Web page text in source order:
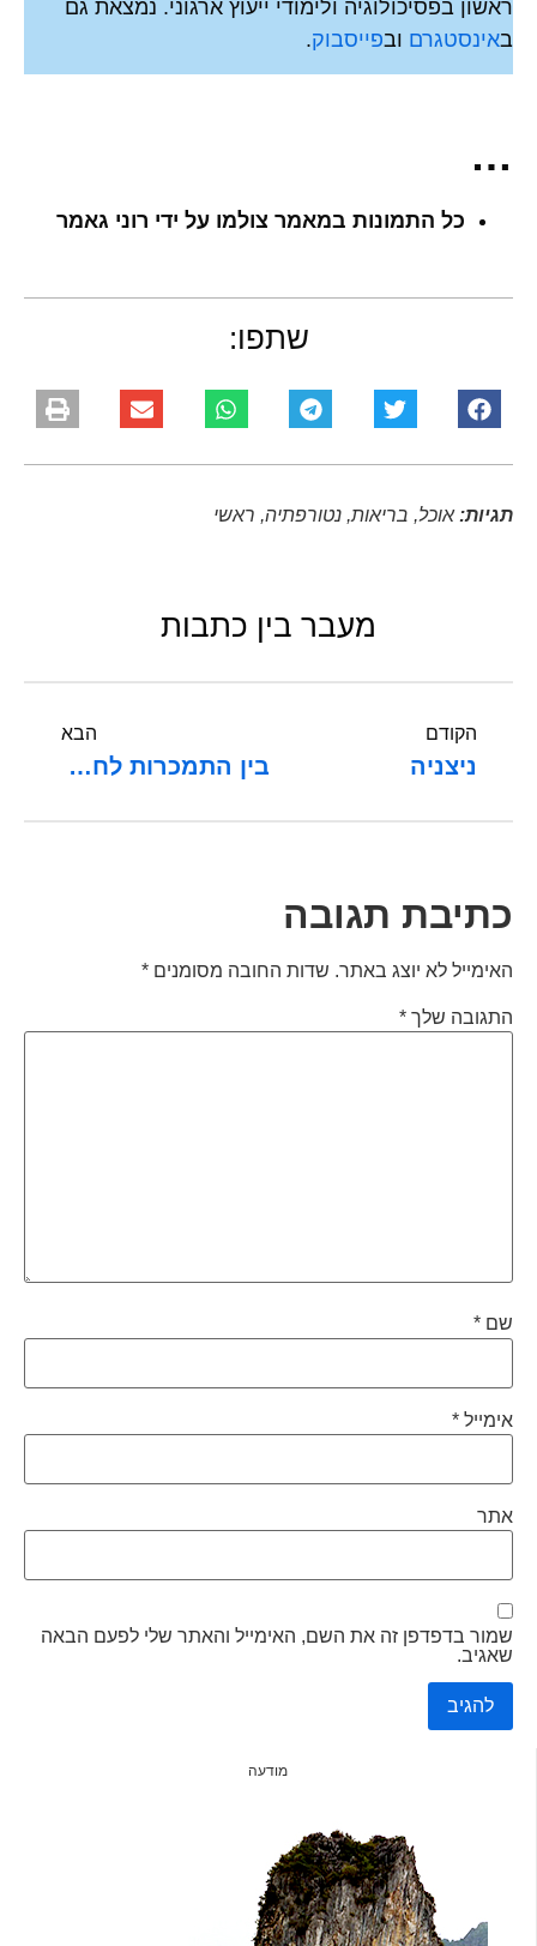
ראשון בפסיכולוגיה ולימודי ייעוץ ארגוני. נמצאת גם
באינסטגרם ובפייסבוק.
…
כל התמונות במאמר צולמו על ידי רוני גאמר
שתפו:
תגיות: אוכל, בריאות, נטורפתיה, ראשי
מעבר בין כתבות
הקודם
ניצניה
הבא
בין התמכרות לחוסר שייכות
כתיבת תגובה
האימייל לא יוצג באתר. שדות החובה מסומנים *
התגובה שלך *
שם *
אימייל *
אתר
שמור בדפדפן זה את השם, האימייל והאתר שלי לפעם הבאה
שאגיב.
מודעה